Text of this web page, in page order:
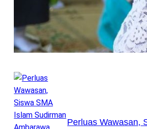
Perluas Wawasan,